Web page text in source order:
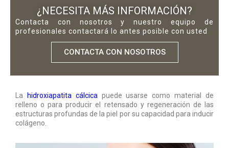
¿NECESITA MÁS INFORMACIÓN?
Contacta con nosotros y nuestro equipo de
profesionales contactará lo antes posible con usted
CONTACTA CON NOSOTROS
La hidroxiapatita cálcica puede usarse como material de
relleno o para producir el retensado y regeneración de las
estructuras profundas de la piel por su capacidad para inducir
colágeno.